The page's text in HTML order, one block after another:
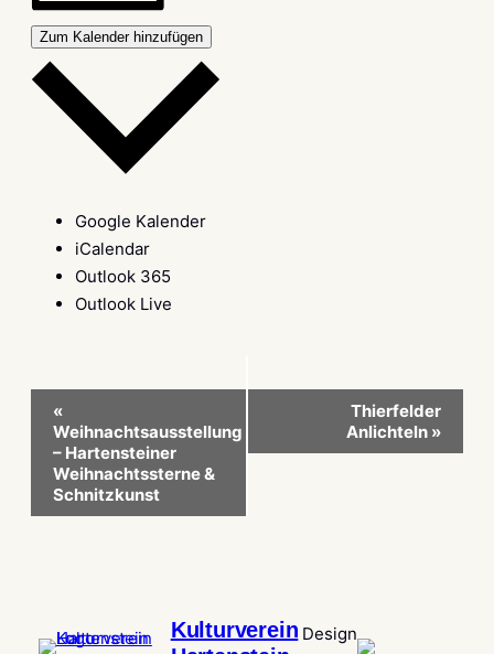
Zum Kalender hinzufügen
Google Kalender
iCalendar
Outlook 365
Outlook Live
Veranstaltung-
Navigation
«
Weihnachtsausstellung
– Hartensteiner
Weihnachtssterne &
Schnitzkunst
Thierfelder
Anlichteln »
Kulturverein Design